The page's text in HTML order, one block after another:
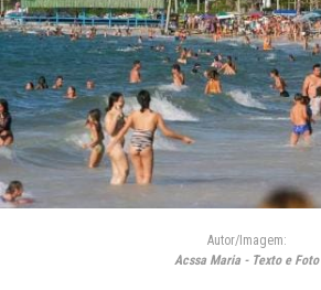
Autor/Imagem:
Acssa Maria - Texto e Foto